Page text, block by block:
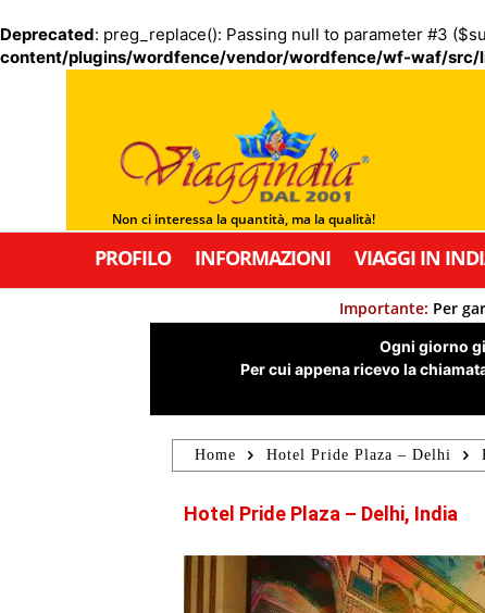
Deprecated: preg_replace(): Passing null to parameter #3
content/plugins/wordfence/vendor/wordfence/wf-waf/src/
Non ci interessa la quantità, ma la qualità!
PROFILO INFORMAZIONI VIAGGI IN
Importante: Per
Ogni giorno
Per cui appena ricevo la
Home Hotel Pride Plaza – Delhi
Hotel Pride Plaza – Delhi, India